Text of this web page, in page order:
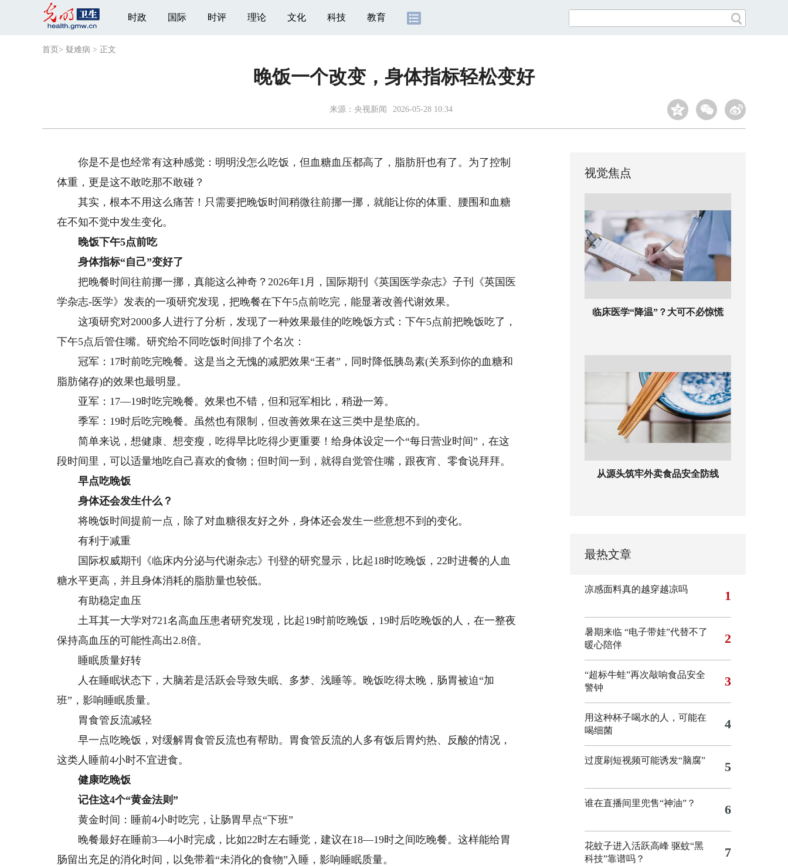
时政 国际 时评 理论 文化 科技 教育
首页 > 疑难病 > 正文
晚饭一个改变，身体指标轻松变好
来源： 央视新闻 2026-05-28 10:34
你是不是也经常有这种感觉：明明没怎么吃饭，但血糖血压都高了，脂肪肝也有了。为了控制
体重，更是这不敢吃那不敢碰？
其实，根本不用这么痛苦！只需要把晚饭时间稍微往前挪一挪，就能让你的体重、腰围和血糖
在不知不觉中发生变化。
晚饭下午5点前吃
身体指标“自己”变好了
把晚餐时间往前挪一挪，真能这么神奇？2026年1月，国际期刊《英国医学杂志》子刊《英国医
学杂志-医学》发表的一项研究发现，把晚餐在下午5点前吃完，能显著改善代谢效果。
这项研究对2000多人进行了分析，发现了一种效果最佳的吃晚饭方式：下午5点前把晚饭吃了，
下午5点后管住嘴。研究给不同吃饭时间排了个名次：
冠军：17时前吃完晚餐。这是当之无愧的减肥效果“王者”，同时降低胰岛素(关系到你的血糖和
脂肪储存)的效果也最明显。
亚军：17—19时吃完晚餐。效果也不错，但和冠军相比，稍逊一筹。
季军：19时后吃完晚餐。虽然也有限制，但改善效果在这三类中是垫底的。
简单来说，想健康、想变瘦，吃得早比吃得少更重要！给身体设定一个“每日营业时间”，在这
段时间里，可以适量地吃自己喜欢的食物；但时间一到，就得自觉管住嘴，跟夜宵、零食说拜拜。
早点吃晚饭
身体还会发生什么？
将晚饭时间提前一点，除了对血糖很友好之外，身体还会发生一些意想不到的变化。
有利于减重
国际权威期刊《临床内分泌与代谢杂志》刊登的研究显示，比起18时吃晚饭，22时进餐的人血
糖水平更高，并且身体消耗的脂肪量也较低。
有助稳定血压
土耳其一大学对721名高血压患者研究发现，比起19时前吃晚饭，19时后吃晚饭的人，在一整夜
保持高血压的可能性高出2.8倍。
睡眠质量好转
人在睡眠状态下，大脑若是活跃会导致失眠、多梦、浅睡等。晚饭吃得太晚，肠胃被迫“加
班”，影响睡眠质量。
胃食管反流减轻
早一点吃晚饭，对缓解胃食管反流也有帮助。胃食管反流的人多有饭后胃灼热、反酸的情况，
这类人睡前4小时不宜进食。
健康吃晚饭
记住这4个“黄金法则”
黄金时间：睡前4小时吃完，让肠胃早点“下班”
晚餐最好在睡前3—4小时完成，比如22时左右睡觉，建议在18—19时之间吃晚餐。这样能给胃
肠留出充足的消化时间，以免带着“未消化的食物”入睡，影响睡眠质量。
视觉焦点
临床医学“降温”？大可不必惊慌
从源头筑牢外卖食品安全防线
最热文章
凉感面料真的越穿越凉吗 1
暑期来临 “电子带娃”代替不了
暖心陪伴
2
“超标牛蛙”再次敲响食品安全
警钟
3
用这种杯子喝水的人，可能在
喝细菌
4
过度刷短视频可能诱发“脑腐” 5
谁在直播间里兜售“神油”？ 6
花蚊子进入活跃高峰 驱蚊“黑
科技”靠谱吗？
7